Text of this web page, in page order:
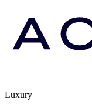
Luxury